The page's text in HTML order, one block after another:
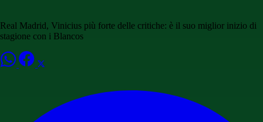
Real Madrid, Vinicius più forte delle critiche: è il suo miglior inizio di
stagione con i Blancos